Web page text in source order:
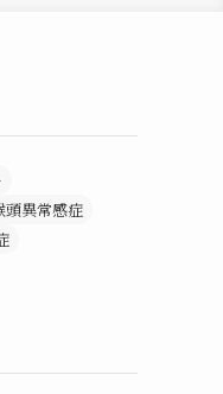
頭異常感症